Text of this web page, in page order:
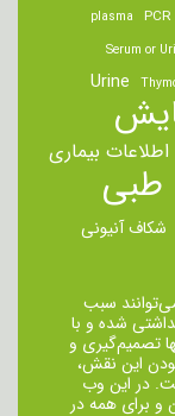
PCR
plasma
Serum or
Urine
اطلاعات بیماری
شکاف آنیونی
سبب
شده و با
تصمیم‌گیری و
این نقش،
در این وب
و برای همه در